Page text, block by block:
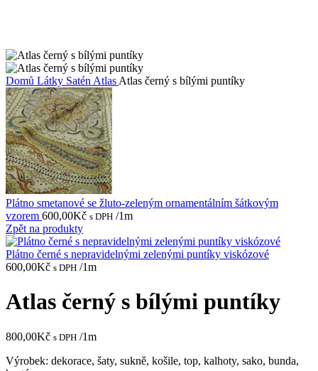
Domů Látky Satén Atlas Atlas černý s bílými puntíky
Plátno smetanové se žluto-zeleným ornamentálním šátkovým
vzorem 600,00Kč s DPH /1m
Zpět na produkty
Plátno černé s nepravidelnými zelenými puntíky viskózové
600,00Kč s DPH /1m
Atlas černý s bílými puntíky
800,00Kč s DPH /1m
Výrobek: dekorace, šaty, sukně, košile, top, kalhoty, sako, bunda,